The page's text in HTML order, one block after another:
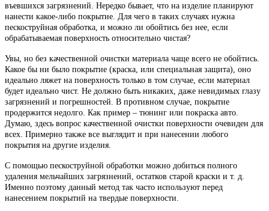
въевшихся загрязнений. Нередко бывает, что на изделие планируют
нанести какое-либо покрытие. Для чего в таких случаях нужна
пескоструйная обработка, и можно ли обойтись без нее, если
обрабатываемая поверхность относительно чистая?
Увы, но без качественной очистки материала чаще всего не обойтись.
Какое бы ни было покрытие (краска, или специальная защита), оно
идеально ляжет на поверхность только в том случае, если материал
будет идеально чист. Не должно быть никаких, даже невидимых глазу
загрязнений и погрешностей. В противном случае, покрытие
продержится недолго. Как пример – тюнинг или покраска авто.
Думаю, здесь вопрос качественной очистки поверхности очевиден для
всех. Примерно также все выглядит и при нанесении любого
покрытия на другие изделия.
С помощью пескоструйной обработки можно добиться полного
удаления мельчайших загрязнений, остатков старой краски и т. д.
Именно поэтому данный метод так часто используют перед
нанесением покрытий на твердые поверхности.